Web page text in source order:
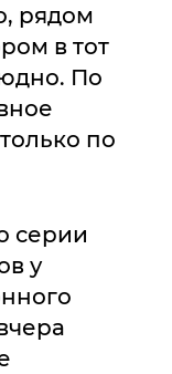
рядом
в тот
По
по
серии
у